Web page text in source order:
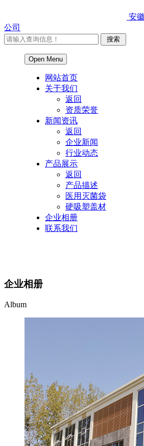
安
公司
Open Menu
网站首页
关于我们
返回
资质荣誉
新闻资讯
返回
企业新闻
行业动态
产品展示
返回
产品描述
医用灭菌袋
硬吸塑盖材
企业相册
联系我们
企业相册
Album